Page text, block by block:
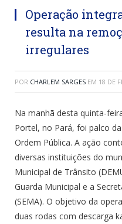
Operação
resulta na
irregulares
POR CHARLEM SARGES EM 18 DE
Na manhã desta quinta-
Portel, no Pará, foi palco
Ordem Pública. A ação
diversas instituições do
Municipal de Trânsito
Guarda Municipal e a
(SEMA). O objetivo da
duas rodas com descarga